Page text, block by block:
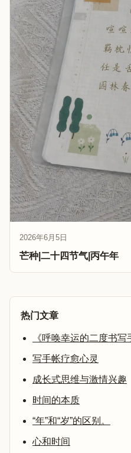
2026年6月5日
芒种|二十四节气|丙午年
热门文章
《呼唤幸运的二度书
写手帐疗愈心灵
成长式思维与激情兴趣
时间的本质
“年”和“岁”的区别。
心和时间